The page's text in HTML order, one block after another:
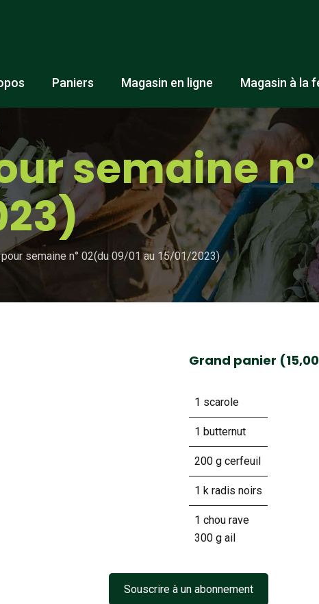
Paniers Magasin en ligne Magasin à la
semaine
pour semaine n° 02(du 09/01 au 15/01/2023)
Grand panier
1 scarole
1 butternut
200 g cerfeuil
1 k radis noirs
1 chou rave
300 g ail
Souscrire à un abonnement